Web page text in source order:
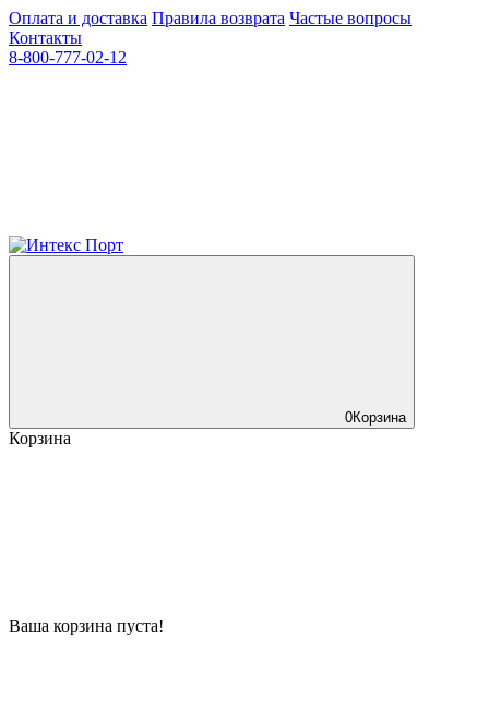
Оплата и доставка Правила возврата Частые вопросы
Контакты
8-800-777-02-12
0Корзина
Корзина
Ваша корзина пуста!